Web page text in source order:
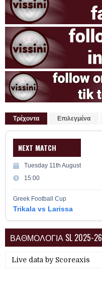
Τρέχοντα Επιλεγμένα
NEXT MATCH
Tuesday 11th August
15:00
Greek Football Cup
Trikala vs Larissa
ΒΑΘΜΟΛΟΓΙΑ SL 2025-26
Live data by Scoreaxis